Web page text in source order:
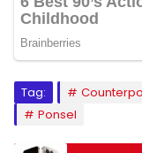
Tag:
Ponsel